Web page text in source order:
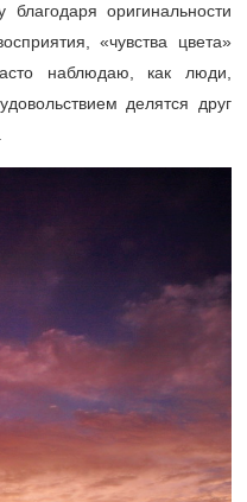
оригинальности
«чувства цвета»
наблюдаю, как люди,
делятся друг